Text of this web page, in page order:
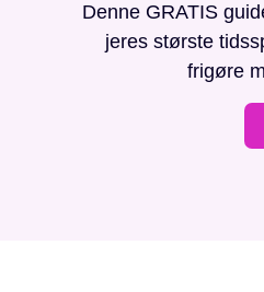
Denne GRATIS
jeres største
frigøre